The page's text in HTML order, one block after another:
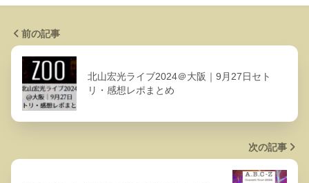
前の記事
北山宏光ライブ2024＠大阪｜9月27日セト
リ・感想レポまとめ
次の記事